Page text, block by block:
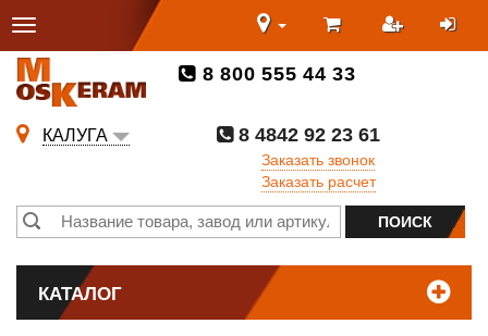
8 800 555 44 33
КАЛУГА
8 4842 92 23 61
Заказать звонок
Заказать расчет
КАТАЛОГ